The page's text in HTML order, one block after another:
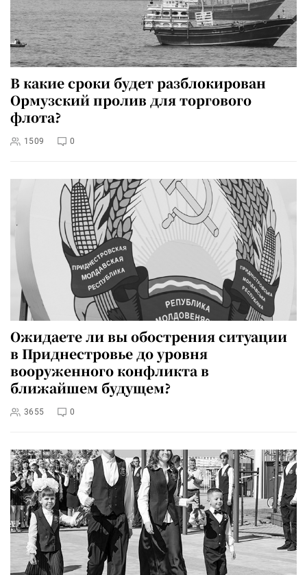
В какие сроки будет разблокирован
Ормузский пролив для торгового
флота?
1509 0
Ожидаете ли вы обострения ситуации
в Приднестровье до уровня
вооруженного конфликта в
ближайшем будущем?
3655 0